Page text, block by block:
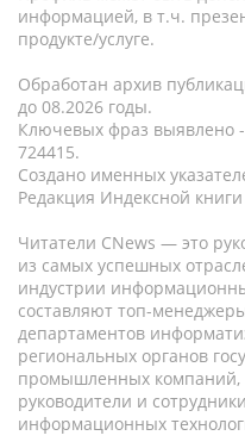
информацией, в т.ч.
продукте/услуге.
Обработан архив
до 08.2026 годы.
Ключевых фраз выявлено
724415.
Создано именных
Редакция Индексной
Читатели CNews — это
из самых успешных
индустрии
составляют топ-
департаментов
региональных органов
промышленных компаний,
руководители и
информационных